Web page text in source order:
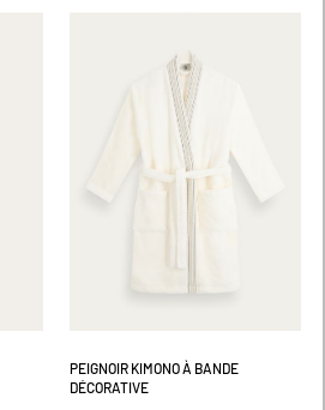
PEIGNOIR KIMONO À BANDE
DÉCORATIVE